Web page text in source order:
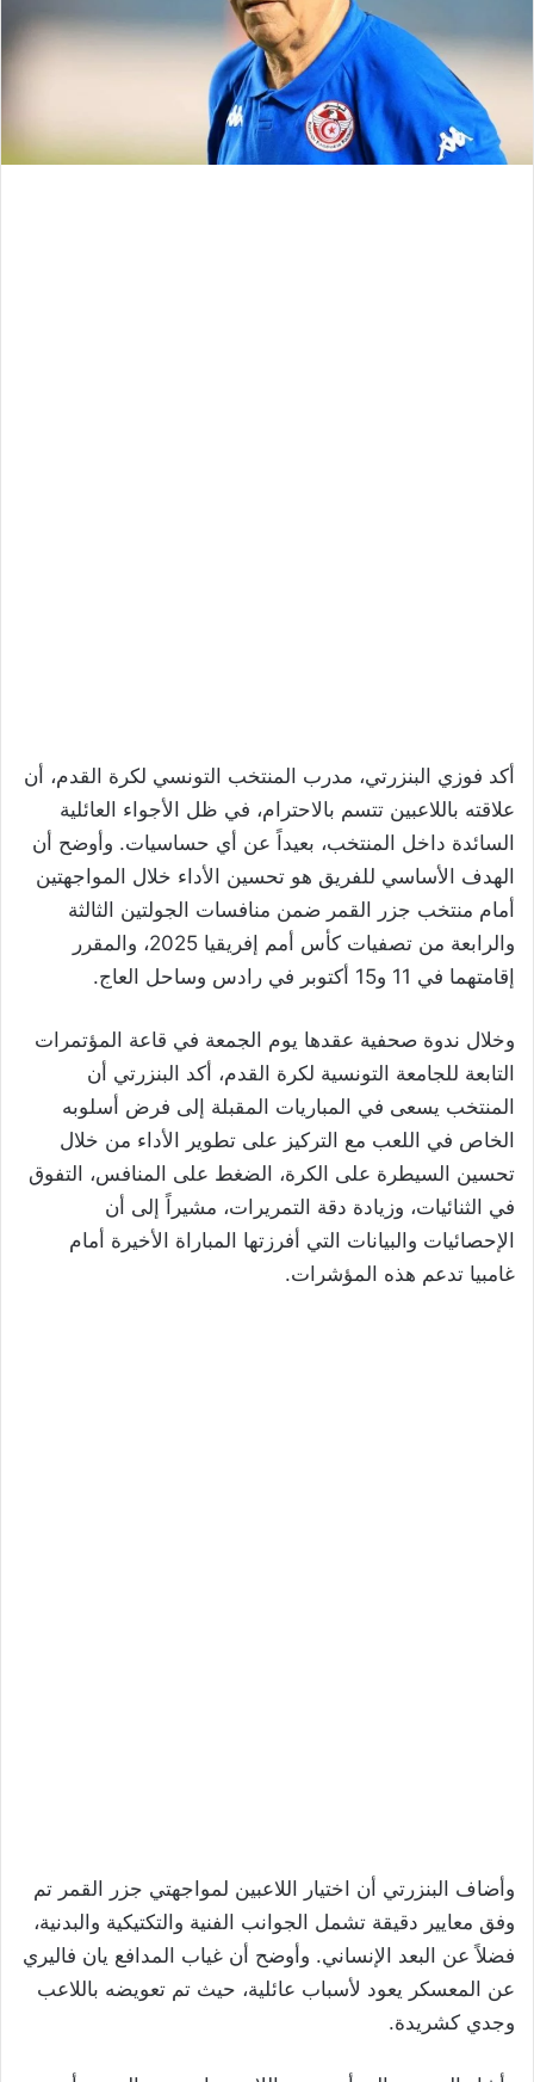
أكد فوزي البنزرتي، مدرب المنتخب التونسي لكرة القدم، أن
علاقته باللاعبين تتسم بالاحترام، في ظل الأجواء العائلية
السائدة داخل المنتخب، بعيداً عن أي حساسيات. وأوضح أن
الهدف الأساسي للفريق هو تحسين الأداء خلال المواجهتين
أمام منتخب جزر القمر ضمن منافسات الجولتين الثالثة
والرابعة من تصفيات كأس أمم إفريقيا 2025، والمقرر
إقامتهما في 11 و15 أكتوبر في رادس وساحل العاج.
وخلال ندوة صحفية عقدها يوم الجمعة في قاعة المؤتمرات
التابعة للجامعة التونسية لكرة القدم، أكد البنزرتي أن
المنتخب يسعى في المباريات المقبلة إلى فرض أسلوبه
الخاص في اللعب مع التركيز على تطوير الأداء من خلال
تحسين السيطرة على الكرة، الضغط على المنافس، التفوق
في الثنائيات، وزيادة دقة التمريرات، مشيراً إلى أن
الإحصائيات والبيانات التي أفرزتها المباراة الأخيرة أمام
غامبيا تدعم هذه المؤشرات.
وأضاف البنزرتي أن اختيار اللاعبين لمواجهتي جزر القمر تم
وفق معايير دقيقة تشمل الجوانب الفنية والتكتيكية والبدنية،
فضلاً عن البعد الإنساني. وأوضح أن غياب المدافع يان فاليري
عن المعسكر يعود لأسباب عائلية، حيث تم تعويضه باللاعب
وجدي كشريدة.